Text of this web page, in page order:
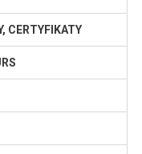
CERTYFIKATY